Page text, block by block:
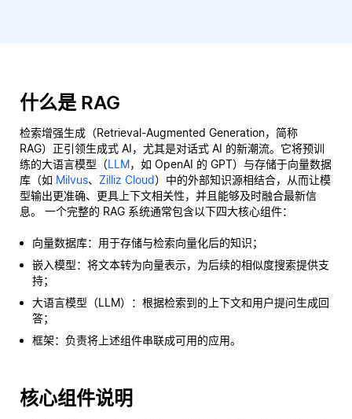
什么是 RAG
检索增强生成（Retrieval-Augmented Generation，简称
RAG）正引领生成式 AI，尤其是对话式 AI 的新潮流。它将预训
练的大语言模型（LLM，如 OpenAI 的 GPT）与存储于向量数据
库（如 Milvus、 Zilliz Cloud）中的外部知识源相结合，从而让模
型输出更准确、更具上下文相关性，并且能够及时融合最新信
息。 一个完整的 RAG 系统通常包含以下四大核心组件：
向量数据库：用于存储与检索向量化后的知识；
嵌入模型：将文本转为向量表示，为后续的相似度搜索提供支
持；
大语言模型（LLM）：根据检索到的上下文和用户提问生成回
答；
框架：负责将上述组件串联成可用的应用。
核心组件说明